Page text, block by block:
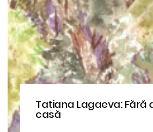
Tatiana Lagaeva: Fără
casă